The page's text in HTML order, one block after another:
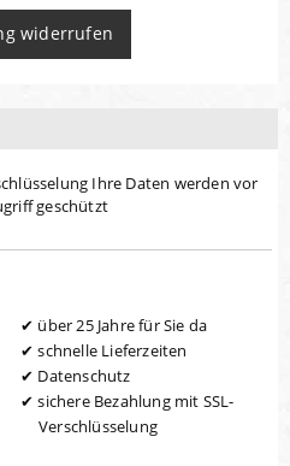
widerrufen
Ihre Daten werden vor
geschützt
über 25 Jahre für Sie da
schnelle Lieferzeiten
Datenschutz
sichere Bezahlung mit SSL-
Verschlüsselung